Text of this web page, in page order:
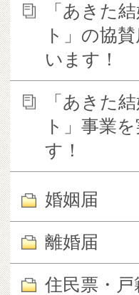
「あきた
ト」の協
います！
「あきた
ト」事業
す！
婚姻届
離婚届
住民票・